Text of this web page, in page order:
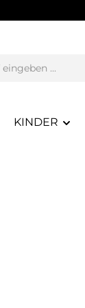
KINDER